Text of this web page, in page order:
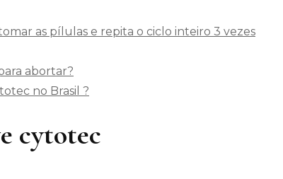
as pílulas e repita o ciclo inteiro 3 vezes
abortar?
no Brasil ?
cytotec